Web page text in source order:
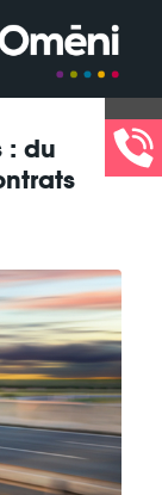
: du